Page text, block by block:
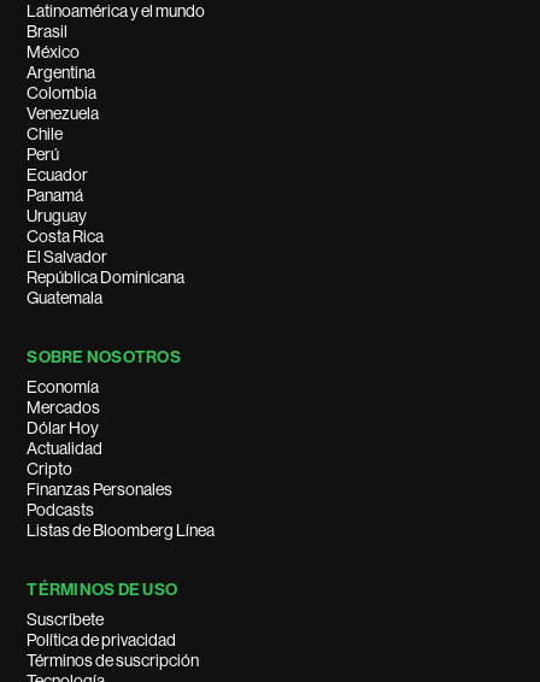
Latinoamérica y el mundo
Brasil
México
Argentina
Colombia
Venezuela
Chile
Perú
Ecuador
Panamá
Uruguay
Costa Rica
El Salvador
República Dominicana
Guatemala
SOBRE NOSOTROS
Economía
Mercados
Dólar Hoy
Actualidad
Cripto
Finanzas Personales
Podcasts
Listas de Bloomberg Línea
TÉRMINOS DE USO
Suscríbete
Política de privacidad
Términos de suscripción